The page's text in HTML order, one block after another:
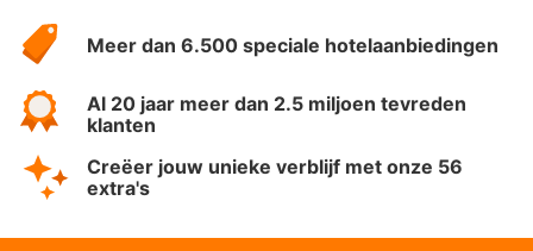
HotelSpecials
Meer dan 6.500 speciale hotelaanbiedingen
Al 20 jaar meer dan 2.5 miljoen tevreden
klanten
Creëer jouw unieke verblijf met onze 56
extra's